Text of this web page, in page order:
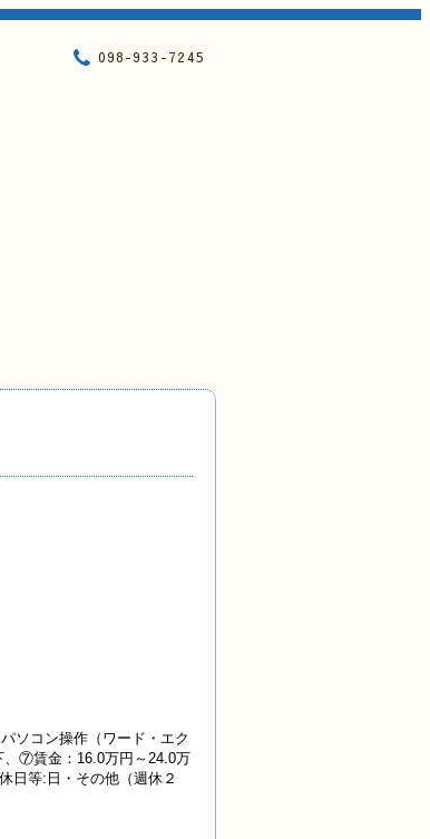
098-933-7245
ソコン操作（ワード・エク
⑦賃金：16.0万円～24.0万
等:日・その他（週休２